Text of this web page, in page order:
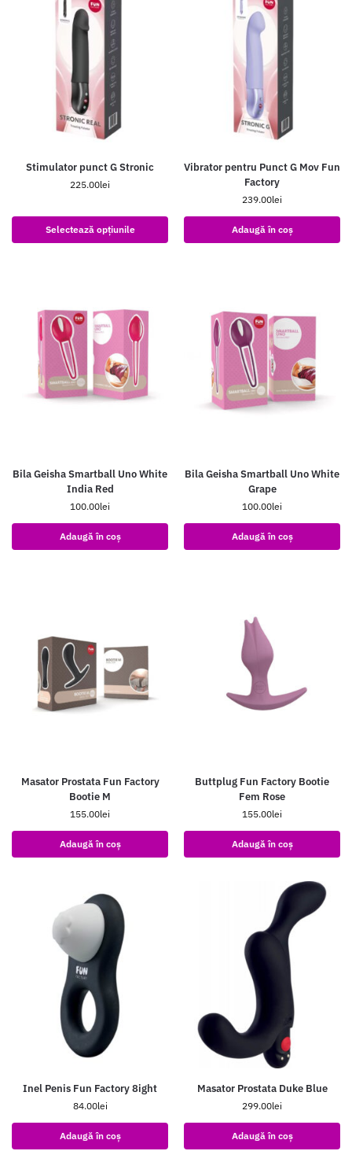
Stimulator punct G Stronic
225.00lei
Selectează opțiunile
Vibrator pentru Punct G Mov Fun
Factory
239.00lei
Adaugă în coș
Bila Geisha Smartball Uno White
India Red
100.00lei
Adaugă în coș
Bila Geisha Smartball Uno White
Grape
100.00lei
Adaugă în coș
Masator Prostata Fun Factory
Bootie M
155.00lei
Adaugă în coș
Buttplug Fun Factory Bootie
Fem Rose
155.00lei
Adaugă în coș
Inel Penis Fun Factory 8ight
84.00lei
Adaugă în coș
Masator Prostata Duke Blue
299.00lei
Adaugă în coș